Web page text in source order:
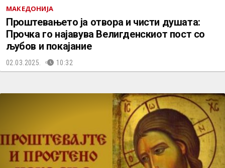
МАКЕДОНИЈА
Проштевањето ја отвора и чисти душата:
Прочка го најавува Велигденскиот пост со
љубов и покајание
02.03.2025. 10:32